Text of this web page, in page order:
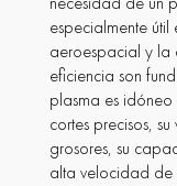
especialmente
aeroespacial y la
eficiencia son
plasma es
cortes precisos,
grosores, su
alta velocidad de